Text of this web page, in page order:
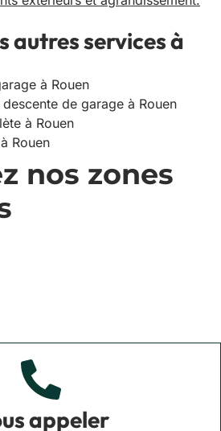
autres services à
à Rouen
de garage à Rouen
à Rouen
Rouen
nos zones
appeler